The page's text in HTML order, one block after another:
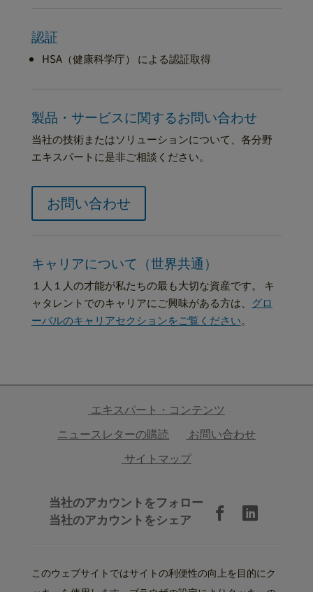
認証
HSA（健康科学庁） による認証取得
製品・サービスに関するお問い合わせ
当社の技術またはソリューションについて、各分野
エキスパートに是非ご相談ください。
お問い合わせ
キャリアについて（世界共通）
１人１人の才能が私たちの最も大切な資産です。 キ
ャタレントでのキャリアにご興味がある方は、
グロ
ーバルのキャリアセクションをご覧ください。
エキスパート・コンテンツ
ニュースレターの購読
お問い合わせ
サイトマップ
当社のアカウントをフォロー
当社のアカウントをシェア
このウェブサイトではサイトの利便性の向上を目的にク